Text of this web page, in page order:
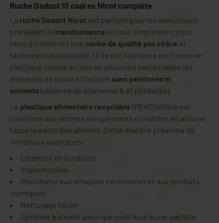
Ruche Dadant 10 cadres Nicot complète
La ruche Dadant Nicot est parfaite pour les apiculteurs
pratiquant la transhumance ou tout simplement pour
ceux qui désirent une ruche de qualité pas chère et
facilement manipulable ! Elle est fabriquée en France en
plastique injecté en une ou plusieurs pièces selon les
éléments de ruche et teintée sans peintures ni
solvants (absence de bisphénol A et phtalates).
Le plastique alimentaire recyclable (PEHD) utilisé est
conforme aux normes européennes et n'altère en aucune
façon la santé des abeilles. Cette matière présente de
nombreux avantages :
Légèreté et durabilité
Imputrescible
Résistante aux attaques extérieures et aux produits
chimiques
Nettoyage facile
Système à double paroi qui contribue à une parfaite